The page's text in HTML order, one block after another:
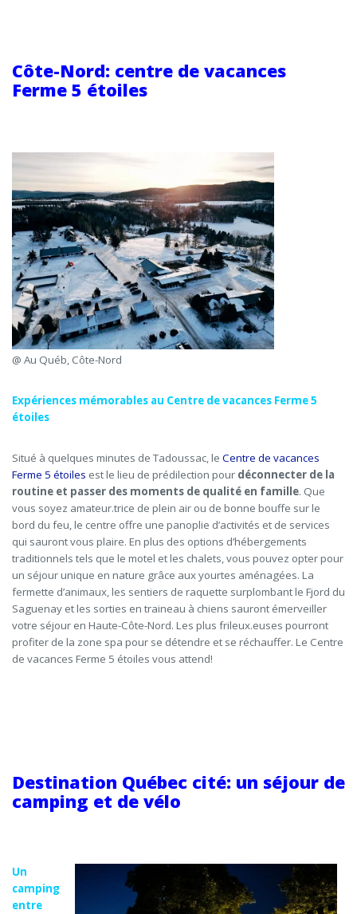
Côte-Nord: centre de vacances
Ferme 5 étoiles
@ Au Québ, Côte-Nord
Expériences mémorables au Centre de vacances Ferme 5
étoiles
Situé à quelques minutes de Tadoussac, le Centre de vacances
Ferme 5 étoiles estle lieu de prédilection pour déconnecter de la
routine et passer des moments de qualité en famille. Que
vous soyez amateur.trice de plein air ou de bonne bouffe sur le
bord du feu, le centre offre une panoplie d’activités et de services
qui sauront vous plaire. En plus des options d’hébergements
traditionnels tels que le motel et les chalets,vous pouvez opterpour
un séjour unique en nature grâce aux yourtes aménagées. La
fermette d’animaux, les sentiers de raquette surplombant le Fjord du
Saguenay et les sorties en traineau à chiens sauront émerveiller
votre séjour en Haute-Côte-Nord. Les plus frileux.euses pourront
profiter de la zone spa pour se détendre et se réchauffer. Le Centre
de vacances Ferme 5 étoiles vous attend!
Destination Québec cité: un séjour de
camping et de vélo
Un
camping
entre